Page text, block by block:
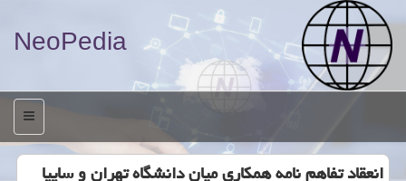
NeoPedia
منو
انعقاد تفاهم نامه همكاری میان دانشگاه تهران و سایپا